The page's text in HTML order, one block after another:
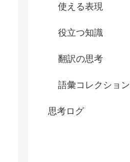
使える表現
役立つ知識
翻訳の思考
語彙コレクション
思考ログ